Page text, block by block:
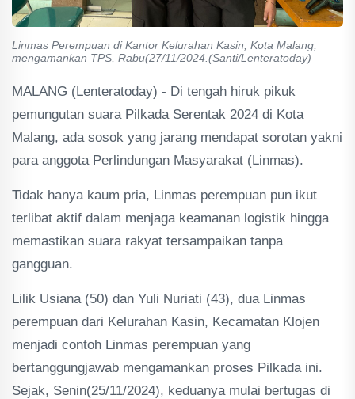
Linmas Perempuan di Kantor Kelurahan Kasin, Kota Malang,
mengamankan TPS, Rabu(27/11/2024.(Santi/Lenteratoday)
MALANG (Lenteratoday) - Di tengah hiruk pikuk
pemungutan suara Pilkada Serentak 2024 di Kota
Malang, ada sosok yang jarang mendapat sorotan yakni
para anggota Perlindungan Masyarakat (Linmas).
Tidak hanya kaum pria, Linmas perempuan pun ikut
terlibat aktif dalam menjaga keamanan logistik hingga
memastikan suara rakyat tersampaikan tanpa
gangguan.
Lilik Usiana (50) dan Yuli Nuriati (43), dua Linmas
perempuan dari Kelurahan Kasin, Kecamatan Klojen
menjadi contoh Linmas perempuan yang
bertanggungjawab mengamankan proses Pilkada ini.
Sejak, Senin(25/11/2024), keduanya mulai bertugas di